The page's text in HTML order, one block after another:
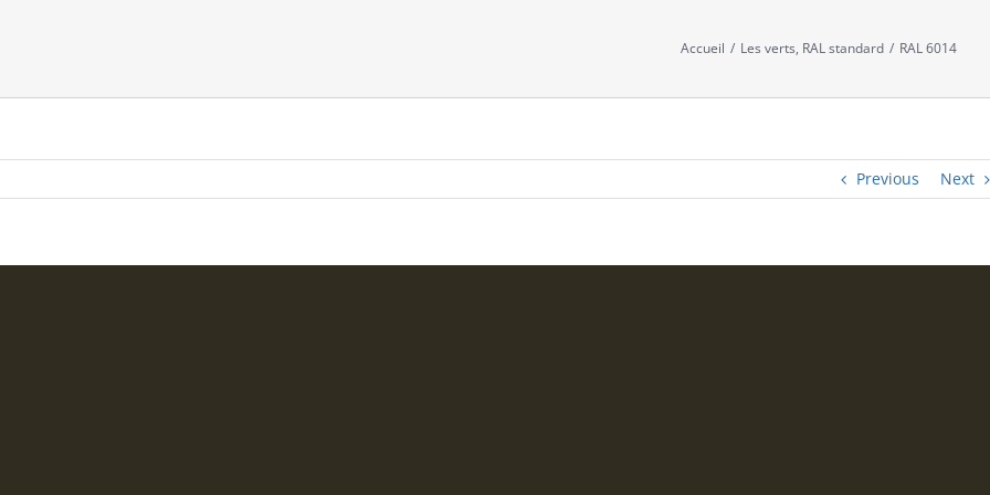
Accueil / Les verts, RAL standard / RAL 6014
Previous Next